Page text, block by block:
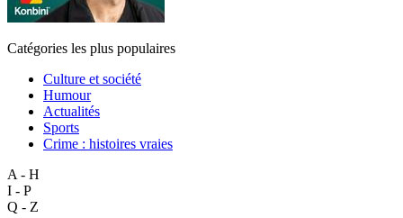
Catégories les plus populaires
Culture et société
Humour
Actualités
Sports
Crime : histoires vraies
A - H
I - P
Q - Z